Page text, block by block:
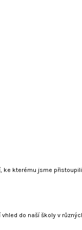
kterému jsme
do naší školy v